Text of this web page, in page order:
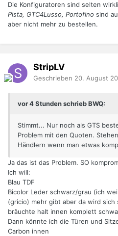
Die Konfiguratoren sind selten
Pista, GTC4Lusso, Portofino sind
aber nicht mehr zu bestellen.
StripLV
Geschrieben 20. August
vor 4 Stunden schrieb BWQ:
Stimmt... Nur noch als GTS
Problem mit den Quoten.
Händlern wenn man etwas
Ja das ist das Problem. SO
Ich will:
Blau TDF
Bicolor Leder schwarz/grau (ich
(gricio) mehr gibt aber da wird sich
bräuchte halt innen komplett
Dann könnte ich die Türen und
Carbon innen